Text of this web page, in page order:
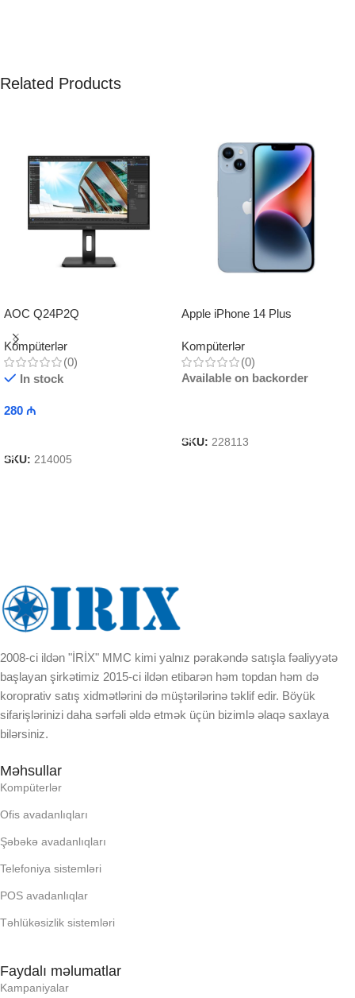
Related Products
AOC Q24P2Q
Kompüterlər
(0)
In stock
280 ₼
SKU: 214005
Apple iPhone 14 Plus
Kompüterlər
(0)
Available on backorder
SKU: 228113
2008-ci ildən "İRİX" MMC kimi yalnız pərakəndə satışla fəaliyyətə
başlayan şirkətimiz 2015-ci ildən etibarən həm topdan həm də
koroprativ satış xidmətlərini də müştərilərinə təklif edir. Böyük
sifarişlərinizi daha sərfəli əldə etmək üçün bizimlə əlaqə saxlaya
bilərsiniz.
Məhsullar
Kompüterlər
Ofis avadanlıqları
Şəbəkə avadanlıqları
Telefoniya sistemləri
POS avadanlıqlar
Təhlükəsizlik sistemləri
Faydalı məlumatlar
Kampaniyalar